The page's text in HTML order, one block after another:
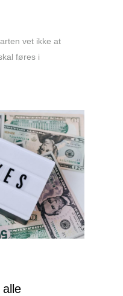
vet ikke at
føres i